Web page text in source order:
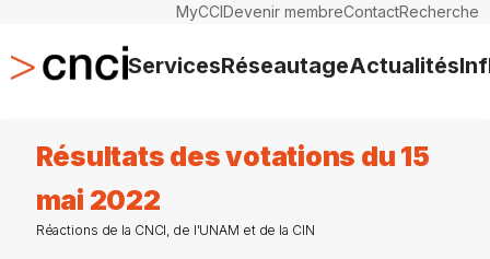
MyCCIDevenir membreContactRecherche
ServicesRéseautageActualités
Résultats des votations du 15
mai 2022
Réactions de la CNCI, de l'UNAM et de la CIN